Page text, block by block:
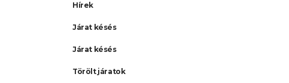
Hírek
Járat késés
Járat késés
Törölt járatok